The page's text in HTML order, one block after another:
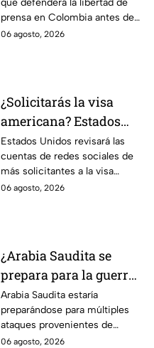
Espriella promete
defender la libertad de
prensa en Colombia
que defenderá la libertad de
prensa en Colombia antes de
asumir su cargo como
06 agosto, 2026
¿Solicitarás la visa
americana? Estados
Unidos revisará las
redes sociales de estos
solicitantes
Estados Unidos revisará las
cuentas de redes sociales de
más solicitantes a la visa
americana.
06 agosto, 2026
¿Arabia Saudita se
prepara para la guerra?
Esperan ataques de
grupos armados de tres
países
Arabia Saudita estaría
preparándose para múltiples
ataques provenientes de
grupos armados de tres países.
06 agosto, 2026